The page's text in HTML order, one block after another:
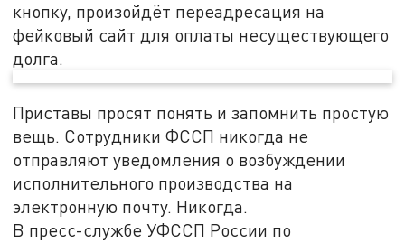
кнопку, произойдёт переадресация на
фейковый сайт для оплаты несуществующего
долга.
Приставы просят понять и запомнить простую
вещь. Сотрудники ФССП никогда не
отправляют уведомления о возбуждении
исполнительного производства на
электронную почту. Никогда.
В пресс-службе УФССП России по